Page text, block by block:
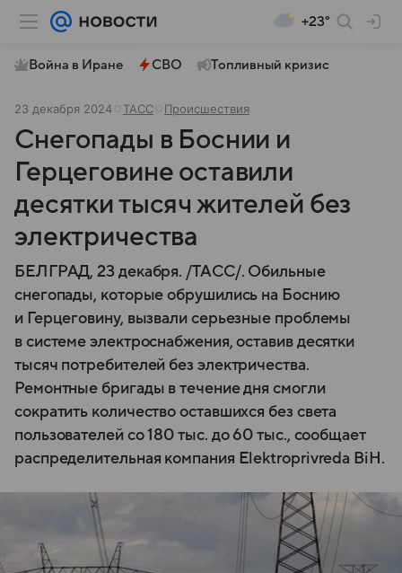
+23°
Война в Иране СВО Топливный кризис
23 декабря 2024 ТАСС Происшествия
Снегопады в Боснии и
Герцеговине оставили
десятки тысяч жителей без
электричества
БЕЛГРАД, 23 декабря. /ТАСС/. Обильные
снегопады, которые обрушились на Боснию
и Герцеговину, вызвали серьезные проблемы
в системе электроснабжения, оставив десятки
тысяч потребителей без электричества.
Ремонтные бригады в течение дня смогли
сократить количество оставшихся без света
пользователей со 180 тыс. до 60 тыс., сообщает
распределительная компания Elektroprivreda BiH.